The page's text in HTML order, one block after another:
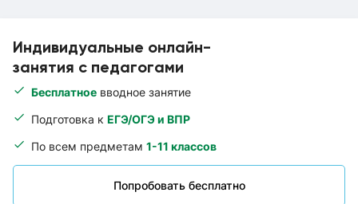
Индивидуальные онлайн-
занятия с педагогами
Бесплатное вводное занятие
Подготовка к ЕГЭ/ОГЭ и ВПР
По всем предметам 1-11 классов
Попробовать бесплатно